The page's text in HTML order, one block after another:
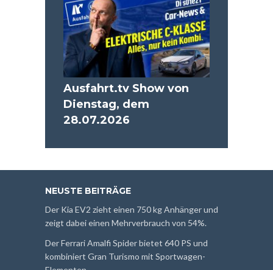
Ausfahrt.tv Show von
Dienstag, dem
28.07.2026
NEUSTE BEITRÄGE
Der Kia EV2 zieht einen 750 kg Anhänger und
zeigt dabei einen Mehrverbrauch von 54%.
Der Ferrari Amalfi Spider bietet 640 PS und
kombiniert Gran Turismo mit Sportwagen-